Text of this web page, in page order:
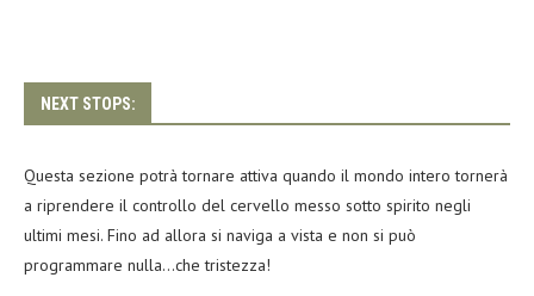
NEXT STOPS:
Questa sezione potrà tornare attiva quando il mondo intero tornerà
a riprendere il controllo del cervello messo sotto spirito negli
ultimi mesi. Fino ad allora si naviga a vista e non si può
programmare nulla…che tristezza!